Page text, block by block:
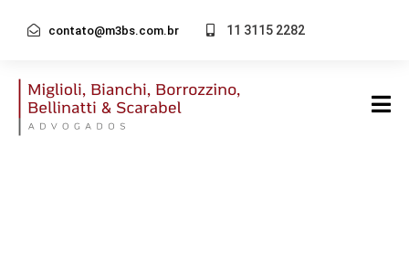
contato@m3bs.com.br 11 3115 2282